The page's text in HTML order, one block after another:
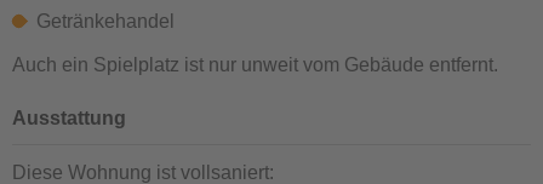
Getränkehandel
Auch ein Spielplatz ist nur unweit vom Gebäude entfernt.
Ausstattung
Diese Wohnung ist vollsaniert: